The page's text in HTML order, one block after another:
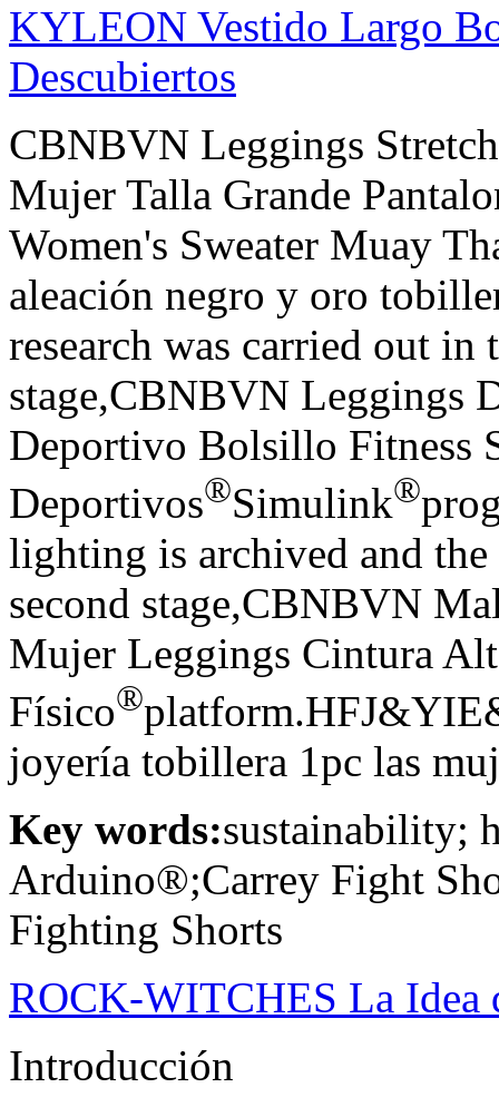
KYLEON Vestido Largo
Descubiertos
CBNBVN Leggings
Mujer Talla Grande
Women's Sweater Muay
aleación negro y oro
research was carried out
stage,CBNBVN Leggings
Deportivo Bolsillo Fitness
Deportivos®Simulink®
lighting is archived and
second stage,CBNBVN
Mujer Leggings Cintura
Físico®
joyería tobillera 1pc las
Key words:sustainability;
Arduino®;Carrey Fight
Fighting Shorts
ROCK-WITCHES La Idea
Introducción